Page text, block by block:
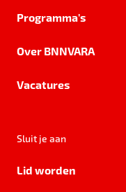
Programma's
Over BNNVARA
Vacatures
Sluit je aan
Lid worden